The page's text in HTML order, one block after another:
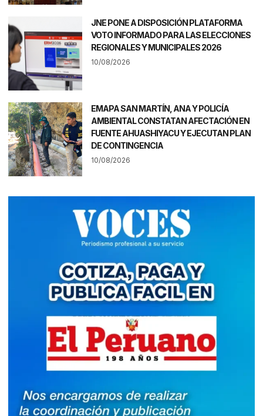
JNE PONE A DISPOSICIÓN PLATAFORMA
VOTO INFORMADO PARA LAS ELECCIONES
REGIONALES Y MUNICIPALES 2026
10/08/2026
EMAPA SAN MARTÍN, ANA Y POLICÍA
AMBIENTAL CONSTATAN AFECTACIÓN EN
FUENTE AHUASHIYACU Y EJECUTAN PLAN
DE CONTINGENCIA
10/08/2026